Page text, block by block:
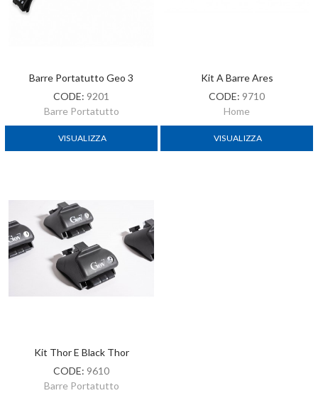
Barre Portatutto Geo 3
CODE: 9201
Barre Portatutto
VISUALIZZA
Kit A Barre Ares
CODE: 9710
Home
VISUALIZZA
Kit Thor E Black Thor
CODE: 9610
Barre Portatutto